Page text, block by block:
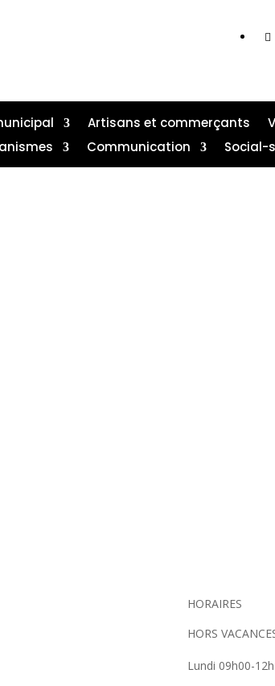

Artisans et commerçants
Communication Social-
HORAIRES
HORS
Lundi 09h00-